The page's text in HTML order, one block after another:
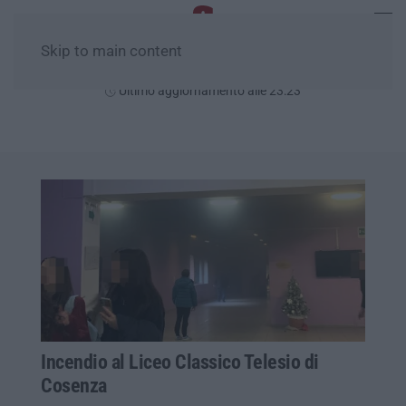
Skip to main content
Ultimo aggiornamento alle 23:23
Incendio al Liceo Classico Telesio di
Cosenza